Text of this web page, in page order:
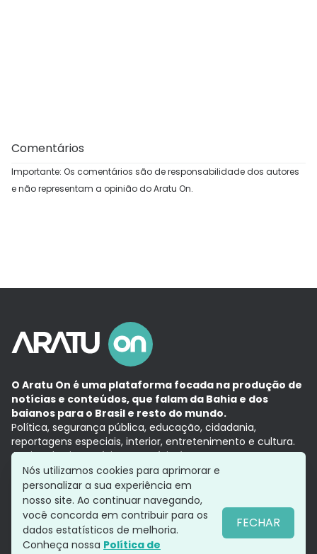
Comentários
Importante: Os comentários são de responsabilidade dos autores
e não representam a opinião do Aratu On.
O Aratu On é uma plataforma focada na produção de
notícias e conteúdos, que falam da Bahia e dos
baianos para o Brasil e resto do mundo.
Política, segurança pública, educação, cidadania,
reportagens especiais, interior, entretenimento e cultura.
Aqui, tudo vira notícia e a notícia é no tempo presente,
com a credibilidade do Grupo Aratu.
Grupo Aratu
Política de privacidade
Siga-nos
Nós utilizamos cookies para aprimorar e
personalizar a sua experiência em
nosso site. Ao continuar navegando,
você concorda em contribuir para os
dados estatísticos de melhoria.
Conheça nossa Política de
FECHAR